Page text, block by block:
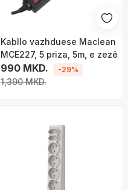
Kabllo vazhduese Maclean
MCE227, 5 priza, 5m, e zezë
990 MKD.
1,390 MKD.
-29%